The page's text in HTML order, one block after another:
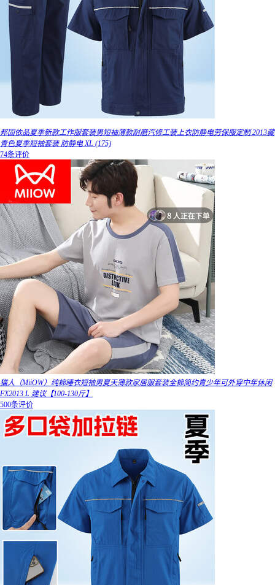
邦固依品夏季新款工作服套装男短袖薄款耐磨汽修工装上衣防静电劳保服定制 2013藏
青色夏季短袖套装 防静电 XL (175)
74条评价
猫人（MiiOW）纯棉睡衣短袖男夏天薄款家居服套装全棉简约青少年可外穿中年休闲
FX2013 L 建议【100-130斤】
500条评价